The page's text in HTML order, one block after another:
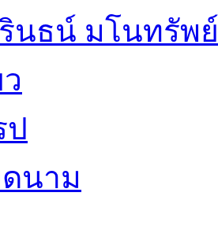
นธน์ มโนทรัพ
ป
ดนาม